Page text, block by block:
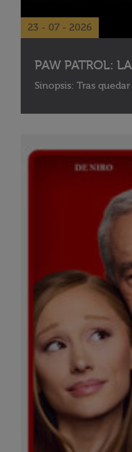
23 - 07 - 2026
PAW PATROL:
Sinopsis: Tras quedar